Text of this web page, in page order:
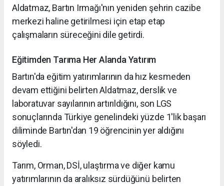
Aldatmaz, Bartın Irmağı'nın yeniden şehrin cazibe
merkezi haline getirilmesi için etap etap
çalışmaların süreceğini dile getirdi.
Eğitimden Tarıma Her Alanda Yatırım
Bartın'da eğitim yatırımlarının da hız kesmeden
devam ettiğini belirten Aldatmaz, derslik ve
laboratuvar sayılarının artırıldığını, son LGS
sonuçlarında Türkiye genelindeki yüzde 1'lik başarı
diliminde Bartın'dan 19 öğrencinin yer aldığını
söyledi.
Tarım, Orman, DSİ, ulaştırma ve diğer kamu
yatırımlarının da aralıksız sürdüğünü belirten